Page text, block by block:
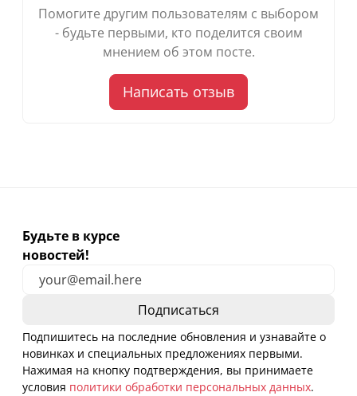
Помогите другим пользователям с выбором
- будьте первыми, кто поделится своим
мнением об этом посте.
Написать отзыв
Будьте в курсе
новостей!
Подпишитесь на последние обновления и узнавайте о
новинках и специальных предложениях первыми.
Нажимая на кнопку подтверждения, вы принимаете
условия политики обработки персональных данных.